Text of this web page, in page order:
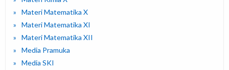
Materi Matematika X
Materi Matematika XI
Materi Matematika XII
Media Pramuka
Media SKI